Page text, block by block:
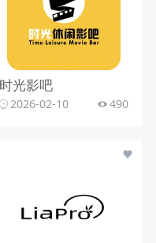
时光影吧
2026-02-10 490